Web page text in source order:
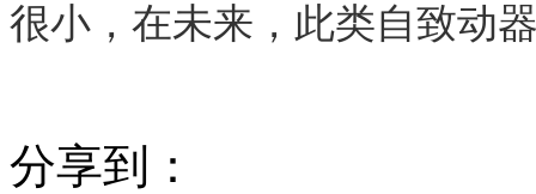
很小，在未来，此类自致动
分享到：